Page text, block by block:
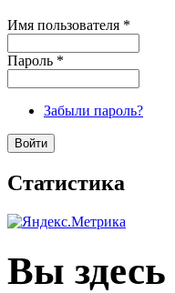
Имя пользователя *
Пароль *
Забыли пароль?
Статистика
Вы здесь